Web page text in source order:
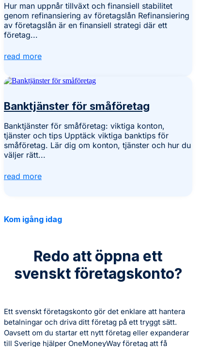
Hur man uppnår tillväxt och finansiell stabilitet
genom refinansiering av företagslån Refinansiering
av företagslån är en finansiell strategi där ett
företag...
read more
Banktjänster för småföretag
Banktjänster för småföretag: viktiga konton,
tjänster och tips Upptäck viktiga banktips för
småföretag. Lär dig om konton, tjänster och hur du
väljer rätt...
read more
Kom igång idag
Redo att öppna ett
svenskt företagskonto?
Ett svenskt företagskonto gör det enklare att hantera
betalningar och driva ditt företag på ett tryggt sätt.
Oavsett om du startar ett nytt företag eller expanderar
till Sverige hjälper OneMoneyWay företag att få